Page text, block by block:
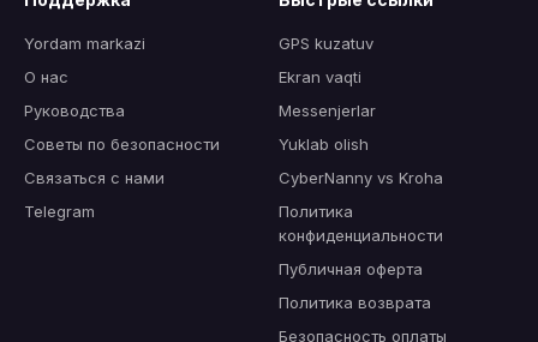
Yordam markazi
О нас
Руководства
Советы по безопасности
Связаться с нами
Telegram
GPS kuzatuv
Ekran vaqti
Messenjerlar
Yuklab olish
CyberNanny vs Kroha
Политика
конфиденциальности
Публичная оферта
Политика возврата
Безопасность оплаты